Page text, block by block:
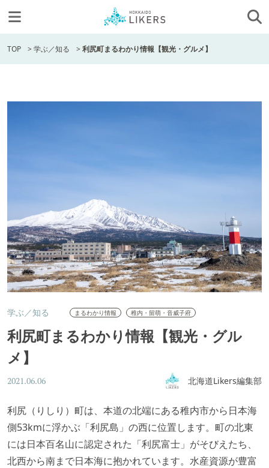
TOP >学ぶ／知る >利尻町まるわかり情報【観光・グルメ】
学ぶ／知る まるわかり情報 稚内・留萌・音威子府
利尻町まるわかり情報【観光・グル
メ】
2021.06.06 北海道Likers編集部
利尻（りしり）町は、本道の北端にある稚内市から日本海
側53kmに浮かぶ「利尻島」の西に位置します。町の北東
には日本百名山に認定された「利尻富士」がそびえたち、
北西から南まで日本海に抱かれています。水産資源が豊富